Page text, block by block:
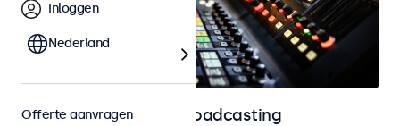
Displays voor AV en broadcasting
Inloggen
Nederland
Offerte aanvragen